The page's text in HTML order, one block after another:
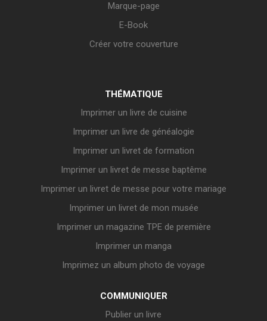
Marque-page
E-Book
Créer votre couverture
THÉMATIQUE
Imprimer un livre de cuisine
Imprimer un livre de généalogie
Imprimer un livret de formation
Imprimer un livret de messe baptême
Imprimer un livret de messe pour votre mariage
Imprimer un livret de mon musée
Imprimer un magazine TPE de première
Imprimer un manga
Imprimez un album photo de voyage
COMMUNIQUER
Publier un livre